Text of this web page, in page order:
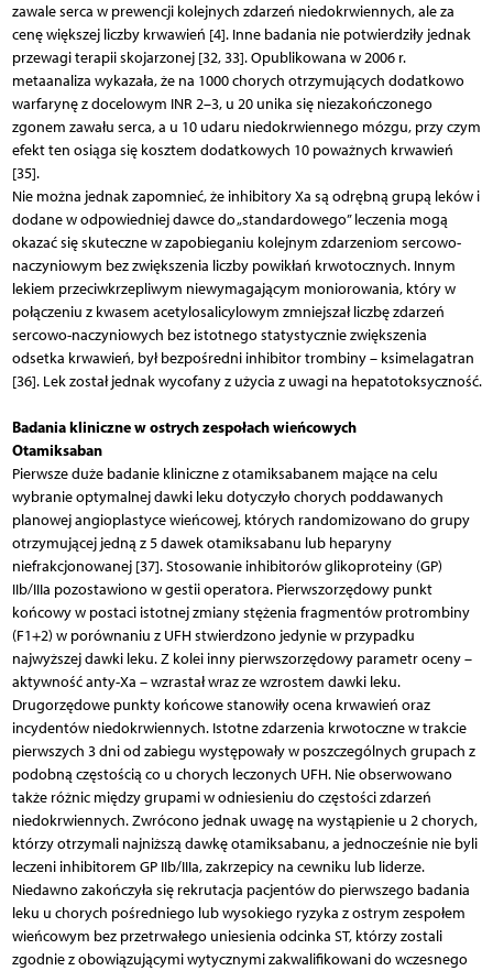
zawale serca w prewencji kolejnych zdarzeń niedokrwiennych, ale za
cenę większej liczby krwawień [4]. Inne badania nie potwierdziły jednak
przewagi terapii skojarzonej [32, 33]. Opublikowana w 2006 r.
metaanaliza wykazała, że na 1000 chorych otrzymujących dodatkowo
warfarynę z docelowym INR 2–3, u 20 unika się niezakończonego
zgonem zawału serca, a u 10 udaru niedokrwiennego mózgu, przy czym
efekt ten osiąga się kosztem dodatkowych 10 poważnych krwawień
[35].
Nie można jednak zapomnieć, że inhibitory Xa są odrębną grupą leków i
dodane w odpowiedniej dawce do „standardowego” leczenia mogą
okazać się skuteczne w zapobieganiu kolejnym zdarzeniom sercowo-
naczyniowym bez zwiększenia liczby powikłań krwotocznych. Innym
lekiem przeciwkrzepliwym niewymagającym moniorowania, który w
połączeniu z kwasem acetylosalicylowym zmniejszał liczbę zdarzeń
sercowo-naczyniowych bez istotnego statystycznie zwiększenia
odsetka krwawień, był bezpośredni inhibitor trombiny – ksimelagatran
[36]. Lek został jednak wycofany z użycia z uwagi na hepatotoksyczność.
Badania kliniczne w ostrych zespołach wieńcowych
Otamiksaban
Pierwsze duże badanie kliniczne z otamiksabanem mające na celu
wybranie optymalnej dawki leku dotyczyło chorych poddawanych
planowej angioplastyce wieńcowej, których randomizowano do grupy
otrzymującej jedną z 5 dawek otamiksabanu lub heparyny
niefrakcjonowanej [37]. Stosowanie inhibitorów glikoproteiny (GP)
IIb/IIIa pozostawiono w gestii operatora. Pierwszorzędowy punkt
końcowy w postaci istotnej zmiany stężenia fragmentów protrombiny
(F1+2) w porównaniu z UFH stwierdzono jedynie w przypadku
najwyższej dawki leku. Z kolei inny pierwszorzędowy parametr oceny –
aktywność anty-Xa – wzrastał wraz ze wzrostem dawki leku.
Drugorzędowe punkty końcowe stanowiły ocena krwawień oraz
incydentów niedokrwiennych. Istotne zdarzenia krwotoczne w trakcie
pierwszych 3 dni od zabiegu występowały w poszczególnych grupach z
podobną częstością co u chorych leczonych UFH. Nie obserwowano
także różnic między grupami w odniesieniu do częstości zdarzeń
niedokrwiennych. Zwrócono jednak uwagę na wystąpienie u 2 chorych,
którzy otrzymali najniższą dawkę otamiksabanu, a jednocześnie nie byli
leczeni inhibitorem GP IIb/IIIa, zakrzepicy na cewniku lub liderze.
Niedawno zakończyła się rekrutacja pacjentów do pierwszego badania
leku u chorych pośredniego lub wysokiego ryzyka z ostrym zespołem
wieńcowym bez przetrwałego uniesienia odcinka ST, którzy zostali
zgodnie z obowiązującymi wytycznymi zakwalifikowani do wczesnego